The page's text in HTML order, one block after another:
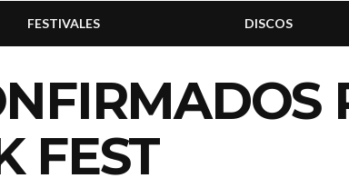
FESTIVALES DISCOS
FEST